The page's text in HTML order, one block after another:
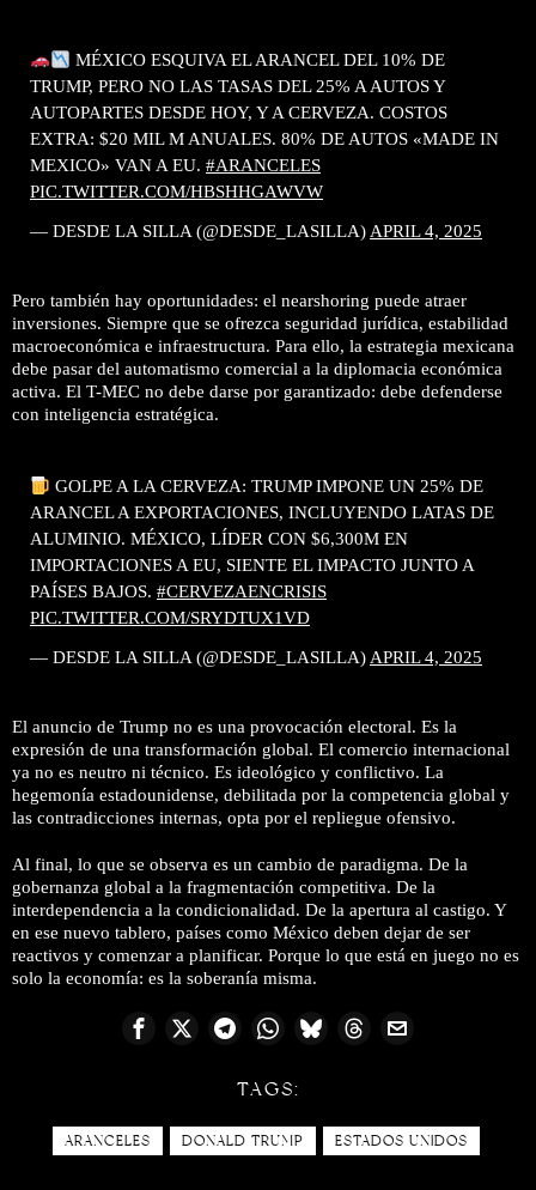
MÉXICO ESQUIVA EL ARANCEL DEL 10% DE
TRUMP, PERO NO LAS TASAS DEL 25% A AUTOS Y
AUTOPARTES DESDE HOY, Y A CERVEZA. COSTOS
EXTRA: $20 MIL M ANUALES. 80% DE AUTOS «MADE IN
MEXICO» VAN A EU. #ARANCELES
PIC.TWITTER.COM/HBSHHGAWVW
— DESDE LA SILLA (@DESDE_LASILLA) APRIL 4, 2025
Pero también hay oportunidades: el nearshoring puede atraer
inversiones. Siempre que se ofrezca seguridad jurídica, estabilidad
macroeconómica e infraestructura. Para ello, la estrategia mexicana
debe pasar del automatismo comercial a la diplomacia económica
activa. El T-MEC no debe darse por garantizado: debe defenderse
con inteligencia estratégica.
GOLPE A LA CERVEZA: TRUMP IMPONE UN 25% DE
ARANCEL A EXPORTACIONES, INCLUYENDO LATAS DE
ALUMINIO. MÉXICO, LÍDER CON $6,300M EN
IMPORTACIONES A EU, SIENTE EL IMPACTO JUNTO A
PAÍSES BAJOS. #CERVEZAENCRISIS
PIC.TWITTER.COM/SRYDTUX1VD
— DESDE LA SILLA (@DESDE_LASILLA) APRIL 4, 2025
El anuncio de Trump no es una provocación electoral. Es la
expresión de una transformación global. El comercio internacional
ya no es neutro ni técnico. Es ideológico y conflictivo. La
hegemonía estadounidense, debilitada por la competencia global y
las contradicciones internas, opta por el repliegue ofensivo.
Al final, lo que se observa es un cambio de paradigma. De la
gobernanza global a la fragmentación competitiva. De la
interdependencia a la condicionalidad. De la apertura al castigo. Y
en ese nuevo tablero, países como México deben dejar de ser
reactivos y comenzar a planificar. Porque lo que está en juego no es
solo la economía: es la soberanía misma.
TAGS:
ARANCELES DONALD TRUMP ESTADOS UNIDOS